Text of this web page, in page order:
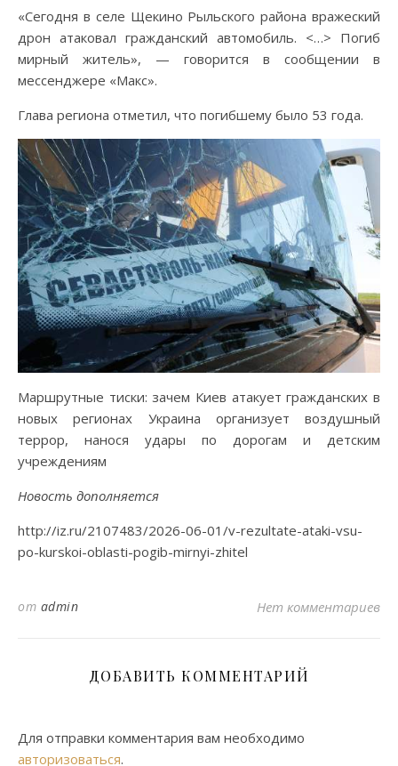
«Сегодня в селе Щекино Рыльского района вражеский
дрон атаковал гражданский автомобиль. <…> Погиб
мирный житель», — говорится в сообщении в
мессенджере «Макс».
Глава региона отметил, что погибшему было 53 года.
Маршрутные тиски: зачем Киев атакует гражданских в
новых регионах Украина организует воздушный
террор, нанося удары по дорогам и детским
учреждениям
Новость дополняется
http://iz.ru/2107483/2026-06-01/v-rezultate-ataki-vsu-
po-kurskoi-oblasti-pogib-mirnyi-zhitel
от admin Нет комментариев
ДОБАВИТЬ КОММЕНТАРИЙ
Для отправки комментария вам необходимо
авторизоваться.